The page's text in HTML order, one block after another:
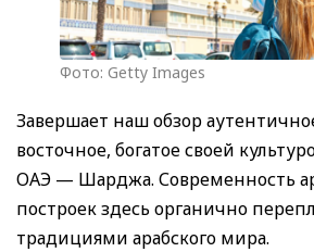
Фото: Getty Images
Завершает наш обзор
восточное, богатое своей
ОАЭ — Шарджа. Современность
построек здесь органично
традициями арабского мира.